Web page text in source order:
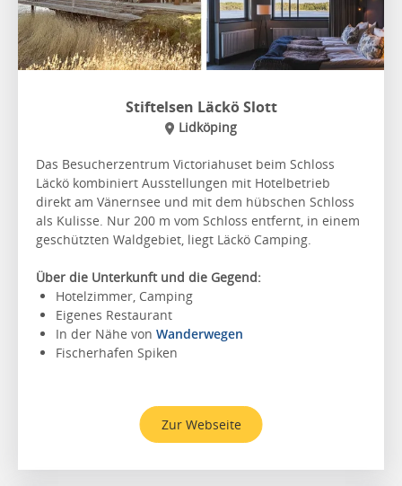
Stiftelsen Läckö Slott
Lidköping
Das Besucherzentrum Victoriahuset beim Schloss
Läckö kombiniert Ausstellungen mit Hotelbetrieb
direkt am Vänernsee und mit dem hübschen Schloss
als Kulisse. Nur 200 m vom Schloss entfernt, in einem
geschützten Waldgebiet, liegt Läckö Camping.
Über die Unterkunft und die Gegend:
Hotelzimmer, Camping
Eigenes Restaurant
In der Nähe von Wanderwegen
Fischerhafen Spiken
Zur Webseite